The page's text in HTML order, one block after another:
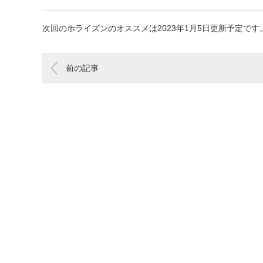
次回のホライズンのオススメは2023年1月5日更新予定です。
前の記事